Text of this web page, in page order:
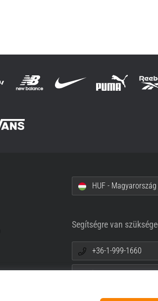
HUF -
Segítségre van
+36-1-999-1660